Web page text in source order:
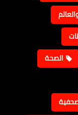
الصحة
صحفية